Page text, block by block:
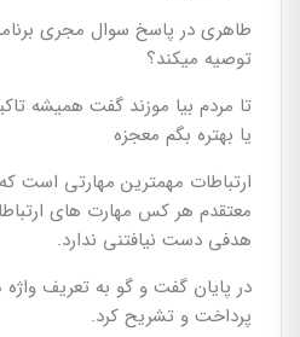
طاهری در پاسخ سوال مجری
توصیه میکند؟
تا مردم بیا موزند گفت همیشه
یا بهتره بگم معجزه
ارتباطات مهمترین مهارتی است که
معتقدم هر کس مهارت های
هدفی دست نیافتنی ندارد.
در پایان گفت و گو به تعریف
پرداخت و تشریح کرد.